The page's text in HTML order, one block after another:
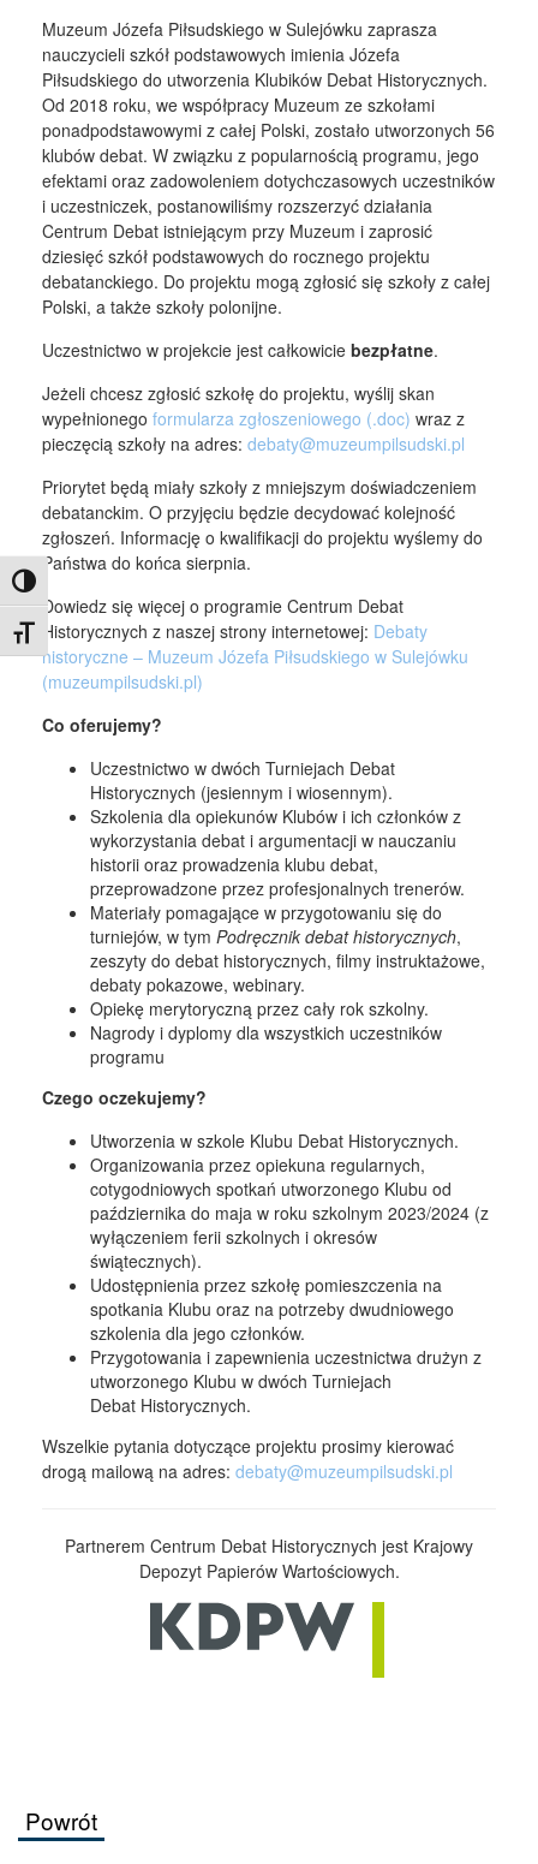
Toggle High Contrast
Toggle Font size
Muzeum Józefa Piłsudskiego w Sulejówku zaprasza
nauczycieli szkół podstawowych imienia Józefa
Piłsudskiego do utworzenia Klubików Debat Historycznych.
Od 2018 roku, we współpracy Muzeum ze szkołami
ponadpodstawowymi z całej Polski, zostało utworzonych 56
klubów debat. W związku z popularnością programu, jego
efektami oraz zadowoleniem dotychczasowych uczestników
i uczestniczek, postanowiliśmy rozszerzyć działania
Centrum Debat istniejącym przy Muzeum i zaprosić
dziesięć szkół podstawowych do rocznego projektu
debatanckiego. Do projektu mogą zgłosić się szkoły z całej
Polski, a także szkoły polonijne.
Uczestnictwo w projekcie jest całkowicie bezpłatne.
Jeżeli chcesz zgłosić szkołę do projektu, wyślij skan
wypełnionego formularza zgłoszeniowego (.doc) wraz z
pieczęcią szkoły na adres: debaty@muzeumpilsudski.pl
Priorytet będą miały szkoły z mniejszym doświadczeniem
debatanckim. O przyjęciu będzie decydować kolejność
zgłoszeń. Informację o kwalifikacji do projektu wyślemy do
Państwa do końca sierpnia.
Dowiedz się więcej o programie Centrum Debat
Historycznych z naszej strony internetowej: Debaty
historyczne – Muzeum Józefa Piłsudskiego w Sulejówku
(muzeumpilsudski.pl)
Co oferujemy?
Uczestnictwo w dwóch Turniejach Debat
Historycznych (jesiennym i wiosennym).
Szkolenia dla opiekunów Klubów i ich członków z
wykorzystania debat i argumentacji w nauczaniu
historii oraz prowadzenia klubu debat,
przeprowadzone przez profesjonalnych trenerów.
Materiały pomagające w przygotowaniu się do
turniejów, w tym Podręcznik debat historycznych,
zeszyty do debat historycznych, filmy instruktażowe,
debaty pokazowe, webinary.
Opiekę merytoryczną przez cały rok szkolny.
Nagrody i dyplomy dla wszystkich uczestników
programu
Czego oczekujemy?
Utworzenia w szkole Klubu Debat Historycznych.
Organizowania przez opiekuna regularnych,
cotygodniowych spotkań utworzonego Klubu od
października do maja w roku szkolnym 2023/2024 (z
wyłączeniem ferii szkolnych i okresów
świątecznych).
Udostępnienia przez szkołę pomieszczenia na
spotkania Klubu oraz na potrzeby dwudniowego
szkolenia dla jego członków.
Przygotowania i zapewnienia uczestnictwa drużyn z
utworzonego Klubu w dwóch Turniejach
Debat Historycznych.
Wszelkie pytania dotyczące projektu prosimy kierować
drogą mailową na adres: debaty@muzeumpilsudski.pl
Partnerem Centrum Debat Historycznych jest Krajowy
Depozyt Papierów Wartościowych.
Powrót